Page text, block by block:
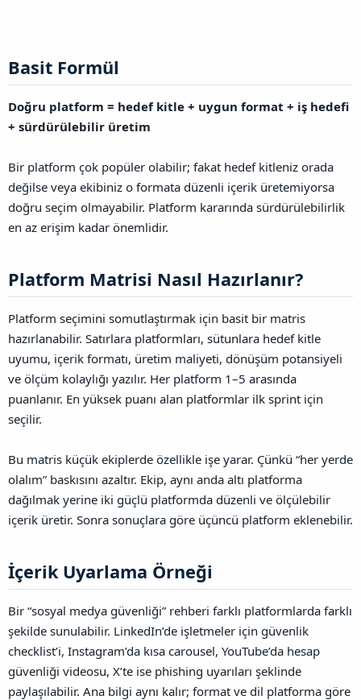
Basit Formül​
Doğru platform = hedef kitle + uygun format + iş hedefi
+ sürdürülebilir üretim
Bir platform çok popüler olabilir; fakat hedef kitleniz orada
değilse veya ekibiniz o formata düzenli içerik üretemiyorsa
doğru seçim olmayabilir. Platform kararında sürdürülebilirlik
en az erişim kadar önemlidir.
Platform Matrisi Nasıl Hazırlanır?​
Platform seçimini somutlaştırmak için basit bir matris
hazırlanabilir. Satırlara platformları, sütunlara hedef kitle
uyumu, içerik formatı, üretim maliyeti, dönüşüm potansiyeli
ve ölçüm kolaylığı yazılır. Her platform 1–5 arasında
puanlanır. En yüksek puanı alan platformlar ilk sprint için
seçilir.
Bu matris küçük ekiplerde özellikle işe yarar. Çünkü “her yerde
olalım” baskısını azaltır. Ekip, aynı anda altı platforma
dağılmak yerine iki güçlü platformda düzenli ve ölçülebilir
içerik üretir. Sonra sonuçlara göre üçüncü platform eklenebilir.
İçerik Uyarlama Örneği​
Bir “sosyal medya güvenliği” rehberi farklı platformlarda farklı
şekilde sunulabilir. LinkedIn’de işletmeler için güvenlik
checklist’i, Instagram’da kısa carousel, YouTube’da hesap
güvenliği videosu, X’te ise phishing uyarıları şeklinde
paylaşılabilir. Ana bilgi aynı kalır; format ve dil platforma göre